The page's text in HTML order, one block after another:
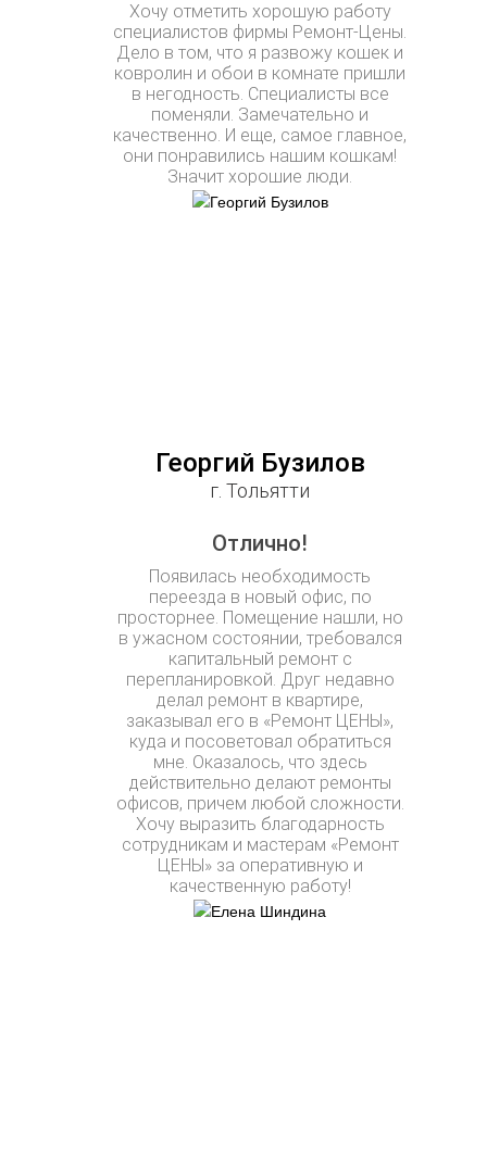
Хочу отметить хорошую работу
специалистов фирмы Ремонт-Цены.
Дело в том, что я развожу кошек и
ковролин и обои в комнате пришли
в негодность. Специалисты все
поменяли. Замечательно и
качественно. И еще, самое главное,
они понравились нашим кошкам!
Значит хорошие люди.
Георгий Бузилов
г. Тольятти
Отлично!
Появилась необходимость
переезда в новый офис, по
просторнее. Помещение нашли, но
в ужасном состоянии, требовался
капитальный ремонт с
перепланировкой. Друг недавно
делал ремонт в квартире,
заказывал его в «Ремонт ЦЕНЫ»,
куда и посоветовал обратиться
мне. Оказалось, что здесь
действительно делают ремонты
офисов, причем любой сложности.
Хочу выразить благодарность
сотрудникам и мастерам «Ремонт
ЦЕНЫ» за оперативную и
качественную работу!